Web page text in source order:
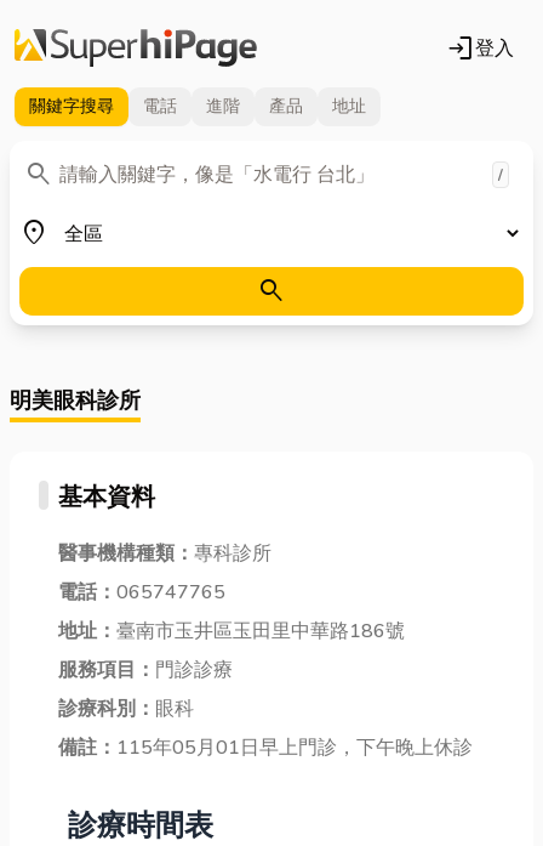
login登入
關鍵字搜尋 電話 進階 產品 地址
search
關鍵字 /
place
地區
search
明美眼科診所
基本資料
醫事機構種類： 專科診所
電話： 065747765
地址： 臺南市玉井區玉田里中華路186號
服務項目： 門診診療
診療科別： 眼科
備註： 115年05月01日早上門診，下午晚上休診
診療時間表